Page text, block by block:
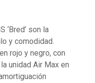
‘Bred’ son la
y comodidad.
rojo y negro, con
unidad Air Max en